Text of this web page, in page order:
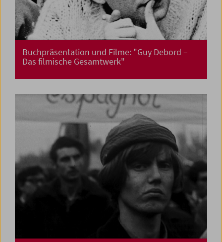
Buchpräsentation und Filme: "Guy Debord –
Das filmische Gesamtwerk"